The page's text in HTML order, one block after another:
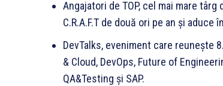
Angajatori de TOP, cel mai mare
C.R.A.F.T de două ori pe an și
DevTalks, eveniment care reunește
& Cloud, DevOps, Future of
QA&Testing și SAP.